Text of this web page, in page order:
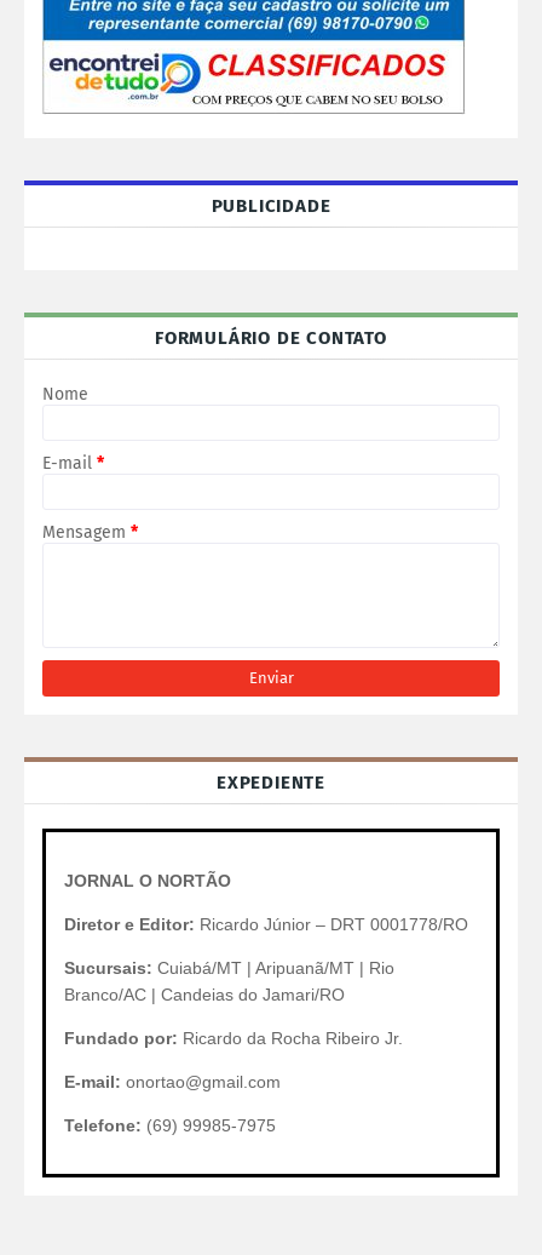
PUBLICIDADE
FORMULÁRIO DE CONTATO
Nome
E-mail *
Mensagem *
EXPEDIENTE
JORNAL O NORTÃO
Diretor e Editor: Ricardo Júnior – DRT 0001778/RO
Sucursais: Cuiabá/MT | Aripuanã/MT | Rio
Branco/AC | Candeias do Jamari/RO
Fundado por: Ricardo da Rocha Ribeiro Jr.
E-mail: onortao@gmail.com
Telefone: (69) 99985-7975